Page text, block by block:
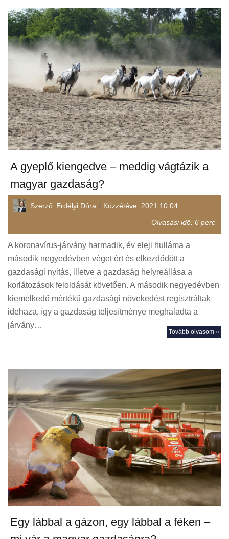
A gyeplő kiengedve – meddig vágtázik a
magyar gazdaság?
Szerző: Erdélyi Dóra Közzétéve: 2021.10.04.
Olvasási idő: 6 perc
A koronavírus-járvány harmadik, év eleji hulláma a
második negyedévben véget ért és elkezdődött a
gazdasági nyitás, illetve a gazdaság helyreállása a
korlátozások feloldását követően. A második negyedévben
kiemelkedő mértékű gazdasági növekedést regisztráltak
idehaza, így a gazdaság teljesítménye meghaladta a
járvány…
Tovább olvasom »
Egy lábbal a gázon, egy lábbal a féken –